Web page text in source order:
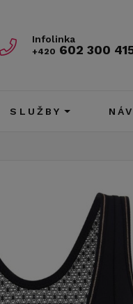
Infolinka
+420 602 300
SLUŽBY